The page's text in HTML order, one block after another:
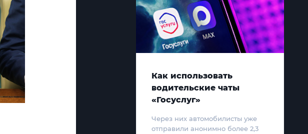
Как использовать
водительские чаты
«Госуслуг»
Через них автомобилисты уже
отправили анонимно более 2,3